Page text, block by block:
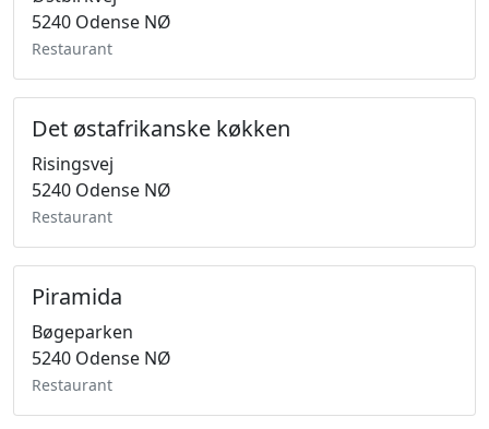
5240 Odense NØ
Restaurant
Det østafrikanske køkken
Risingsvej
5240 Odense NØ
Restaurant
Piramida
Bøgeparken
5240 Odense NØ
Restaurant